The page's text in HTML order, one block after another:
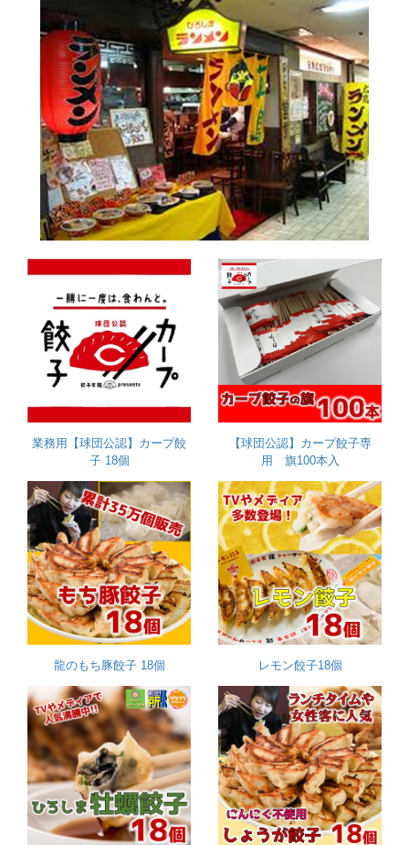
業務用【球団公認】カープ餃
子 18個
【球団公認】カープ餃子専
用 旗100本入
龍のもち豚餃子 18個 レモン餃子18個